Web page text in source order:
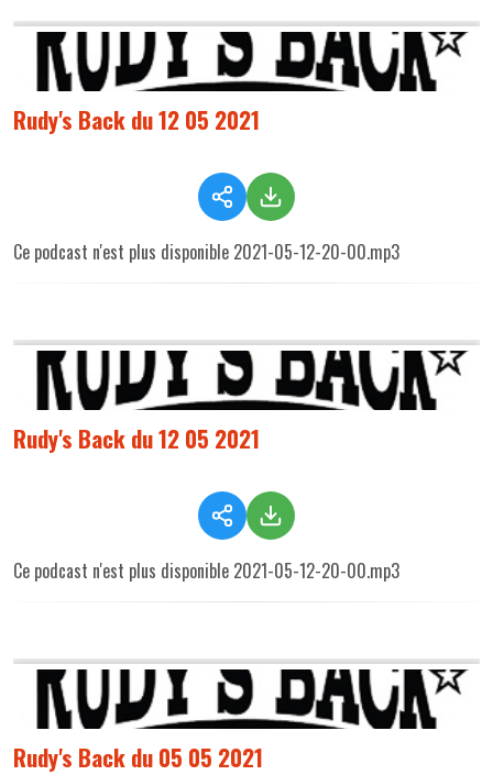
Rudy's Back du 12 05 2021
Ce podcast n'est plus disponible 2021-05-12-20-00.mp3
Rudy's Back du 12 05 2021
Ce podcast n'est plus disponible 2021-05-12-20-00.mp3
Rudy's Back du 05 05 2021